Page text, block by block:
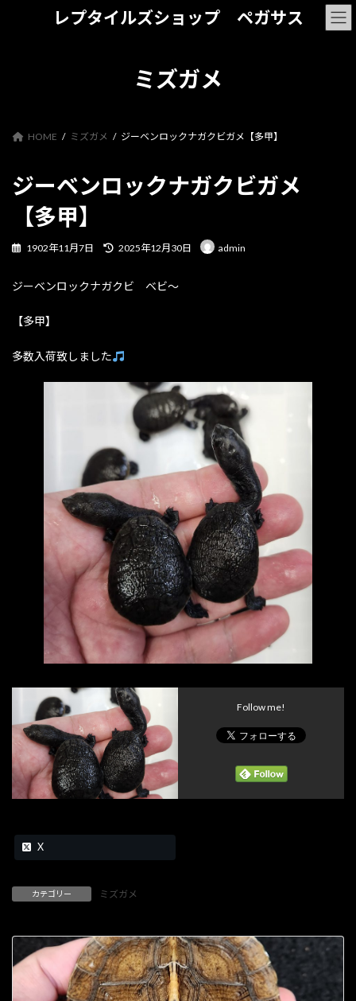
レプタイルズショップ ペガサス
ミズガメ
HOME ミズガメ ジーベンロックナガクビガメ【多甲】
ジーベンロックナガクビガメ
【多甲】
1902年11月7日
最
新
2025年12月30日 admin
ジーベンロックナガクビ ベビ～
【多甲】
多数入荷致しました
Follow me!
X
カテゴリー ミズガメ